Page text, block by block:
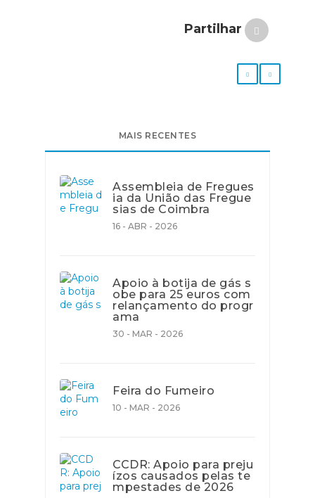
Partilhar
MAIS RECENTES
Assembleia de Fregues
ia da União das Fregue
sias de Coimbra
16 - ABR - 2026
Apoio à botija de gás s
obe para 25 euros com
relançamento do progr
ama
30 - MAR - 2026
Feira do Fumeiro
10 - MAR - 2026
CCDR: Apoio para preju
ízos causados pelas te
mpestades de 2026